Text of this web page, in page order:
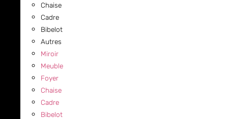
Chaise
Cadre
Bibelot
Autres
Miroir
Meuble
Foyer
Chaise
Cadre
Bibelot